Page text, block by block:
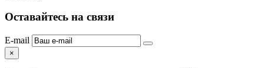
Оставайтесь на связи
E-mail
×